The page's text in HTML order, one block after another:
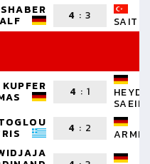
4 :3
SAIT
KUPFER 4 : 1
SAEID
4 : 2